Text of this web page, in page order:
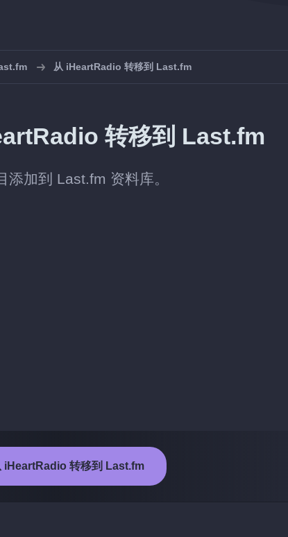
从 iHeartRadio 转移到 Last.fm
转移到 Last.fm
加到 Last.fm 资料库。
iHeartRadio 转移到 Last.fm